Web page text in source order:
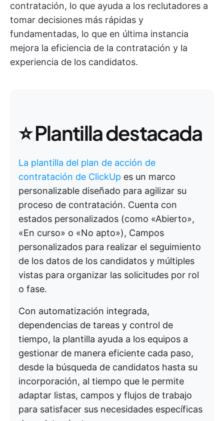
contratación, lo que ayuda a los reclutadores a
tomar decisiones más rápidas y
fundamentadas, lo que en última instancia
mejora la eficiencia de la contratación y la
experiencia de los candidatos.
⭐ Plantilla destacada
La plantilla del plan de acción de
contratación de ClickUp es un marco
personalizable diseñado para agilizar su
proceso de contratación. Cuenta con
estados personalizados (como «Abierto»,
«En curso» o «No apto»), Campos
personalizados para realizar el seguimiento
de los datos de los candidatos y múltiples
vistas para organizar las solicitudes por rol
o fase.
Con automatización integrada,
dependencias de tareas y control de
tiempo, la plantilla ayuda a los equipos a
gestionar de manera eficiente cada paso,
desde la búsqueda de candidatos hasta su
incorporación, al tiempo que le permite
adaptar listas, campos y flujos de trabajo
para satisfacer sus necesidades específicas